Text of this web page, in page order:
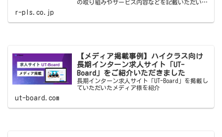
の取り組みやサービス内容などを記載いただいて
r-pls.co.jp
【メディア掲載事例】ハイクラス向け
長期インターン求人サイト「UT-
Board」をご紹介いただきました
長期インターン求人サイト「UT-Board」を掲載し
ていただいたメディア様を紹介
ut-board.com